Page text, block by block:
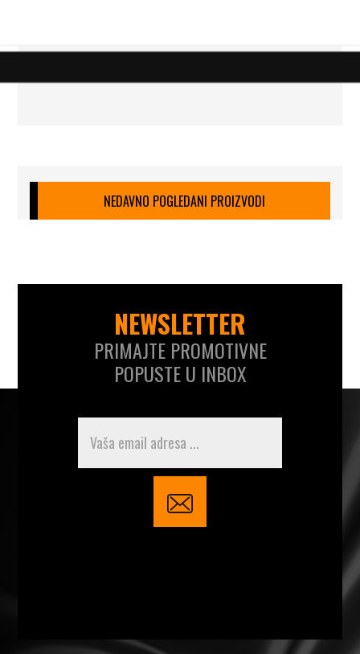
NEDAVNO POGLEDANI PROIZVODI
NEWSLETTER
PRIMAJTE PROMOTIVNE
POPUSTE U INBOX